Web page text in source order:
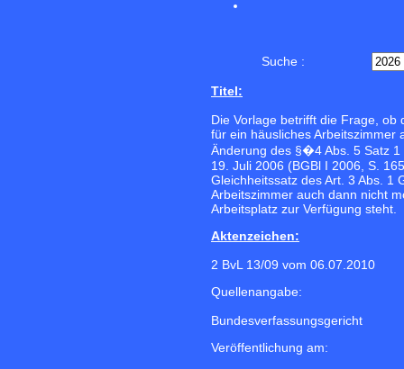
Suche :
Titel:
Die Vorlage betrifft die Frage, ob
für ein häusliches Arbeitszimmer
Änderung des §�4 Abs. 5 Satz 1
19. Juli 2006 (BGBl I 2006, S.
Gleichheitssatz des Art. 3 Abs. 1
Arbeitszimmer auch dann nicht
Arbeitsplatz zur Verfügung steht.
Aktenzeichen:
2 BvL 13/09 vom 06.07.2010
Quellenangabe:
Bundesverfassungsgericht
Veröffentlichung am: